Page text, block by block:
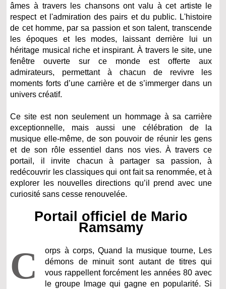
âmes à travers les chansons ont valu à cet artiste le
respect et l'admiration des pairs et du public. L'histoire
de cet homme, par sa passion et son talent, transcende
les époques et les modes, laissant derrière lui un
héritage musical riche et inspirant. À travers le site, une
fenêtre ouverte sur ce monde est offerte aux
admirateurs, permettant à chacun de revivre les
moments forts d’une carrière et de s’immerger dans un
univers créatif.
Ce site est non seulement un hommage à sa carrière
exceptionnelle, mais aussi une célébration de la
musique elle-même, de son pouvoir de réunir les gens
et de son rôle essentiel dans nos vies. À travers ce
portail, il invite chacun à partager sa passion, à
redécouvrir les classiques qui ont fait sa renommée, et à
explorer les nouvelles directions qu’il prend avec une
curiosité sans cesse renouvelée.
Portail officiel de Mario
Ramsamy
C
orps à corps, Quand la musique tourne, Les
démons de minuit sont autant de titres qui
vous rappellent forcément les années 80 avec
le groupe Image qui gagne en popularité. Si